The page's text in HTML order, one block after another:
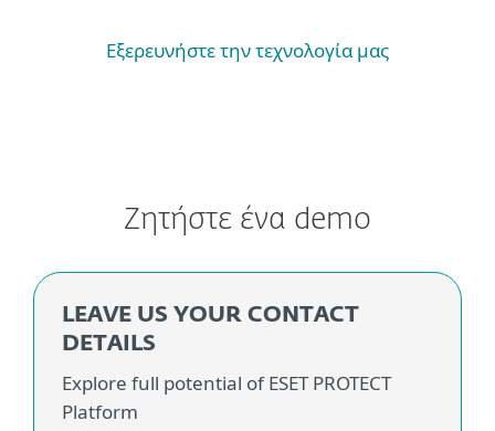
Εξερευνήστε την τεχνολογία μας
Ζητήστε ένα demo
LEAVE US YOUR CONTACT
DETAILS
Explore full potential of ESET PROTECT
Platform